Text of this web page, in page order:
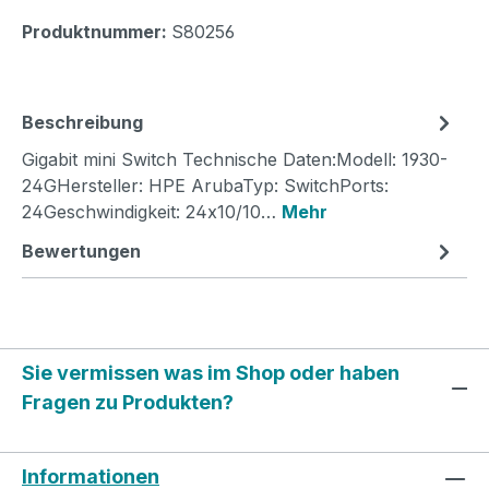
Produktnummer: S80256
Beschreibung
Gigabit mini Switch Technische Daten:Modell: 1930-
24GHersteller: HPE ArubaTyp: SwitchPorts:
24Geschwindigkeit: 24x10/10… Mehr
Bewertungen
Sie vermissen was im Shop oder haben
Fragen zu Produkten?
Informationen